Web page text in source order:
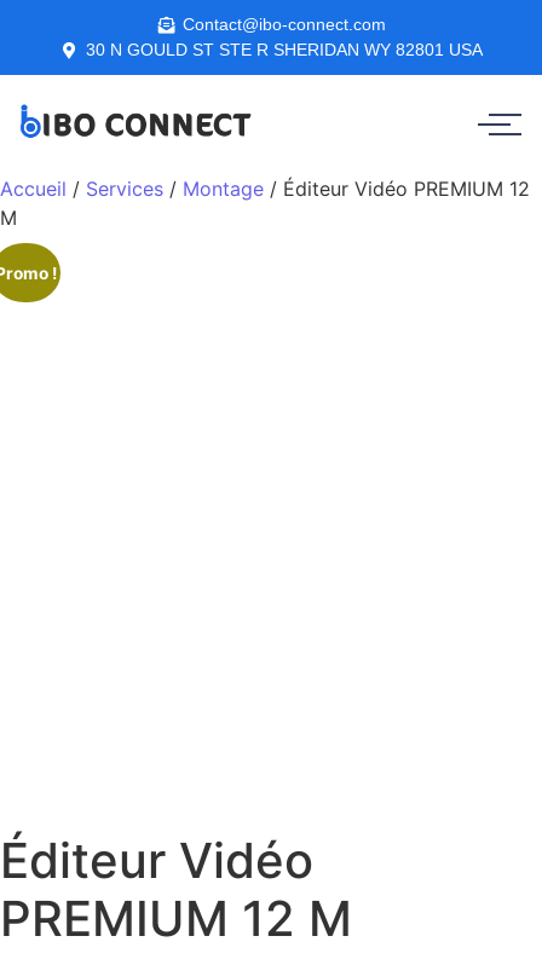
Contact@ibo-connect.com
30 N GOULD ST STE R SHERIDAN WY 82801 USA
Accueil / Services / Montage / Éditeur Vidéo PREMIUM 12
M
!
Éditeur Vidéo
PREMIUM 12 M